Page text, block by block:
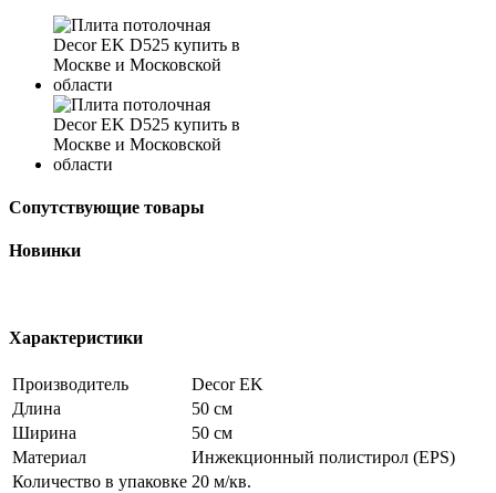
Сопутствующие товары
Новинки
Характеристики
Производитель
Decor EK
Длина
50 см
Ширина
50 см
Материал
Инжекционный полистирол (EPS)
Количество в упаковке 20 м/кв.